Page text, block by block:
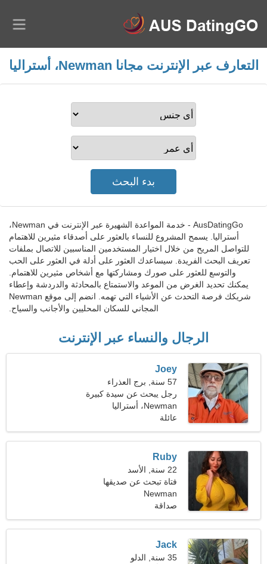
التعارف عبر الإنترنت مجانا Newman، أستراليا
AusDatingGo - خدمة المواعدة الشهيرة عبر الإنترنت في Newman،
أستراليا. يسمح المشروع للنساء بالعثور على أصدقاء مثيرين للاهتمام
للتواصل المريح من خلال اختيار المستخدمين المناسبين للاتصال بملفات
تعريف البحث الفريدة. سيساعدك العثور على أدلة في العثور على الحب
والتوسع للعثور على صورك ومشاركتها مع أشخاص مثيرين للاهتمام.
يمكنك تحديد الغرض من الموعد والاستمتاع بالمحادثة والدردشة وإعطاء
شريكك فرصة التحدث عن الأشياء التي تهمه. انضم إلى موقع Newman
المجاني للسكان المحليين والأجانب والسياح.
الرجال والنساء عبر الإنترنت
Joey
57 سنة, برج العذراء
رجل يبحث عن سيدة كبيرة
49-54
Newman، أستراليا
عائلة
Ruby
22 سنة, الأسد
فتاة تبحث عن صديقها
Newman
صداقة
Jack
35 سنة, الدلو